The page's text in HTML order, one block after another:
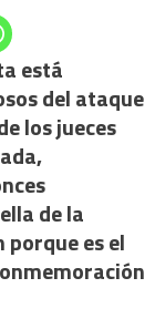
|
pedirá
la
está
del ataque
los jueces
de la
es el